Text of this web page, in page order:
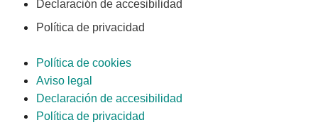
Declaración de accesibilidad
Política de privacidad
Política de cookies
Aviso legal
Declaración de accesibilidad
Política de privacidad